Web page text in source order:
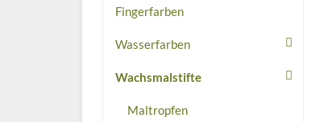
Fingerfarben
Wasserfarben
Wachsmalstifte
Maltropfen